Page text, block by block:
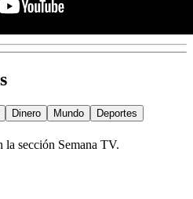
Dinero Mundo
Deportes
la sección Semana TV.